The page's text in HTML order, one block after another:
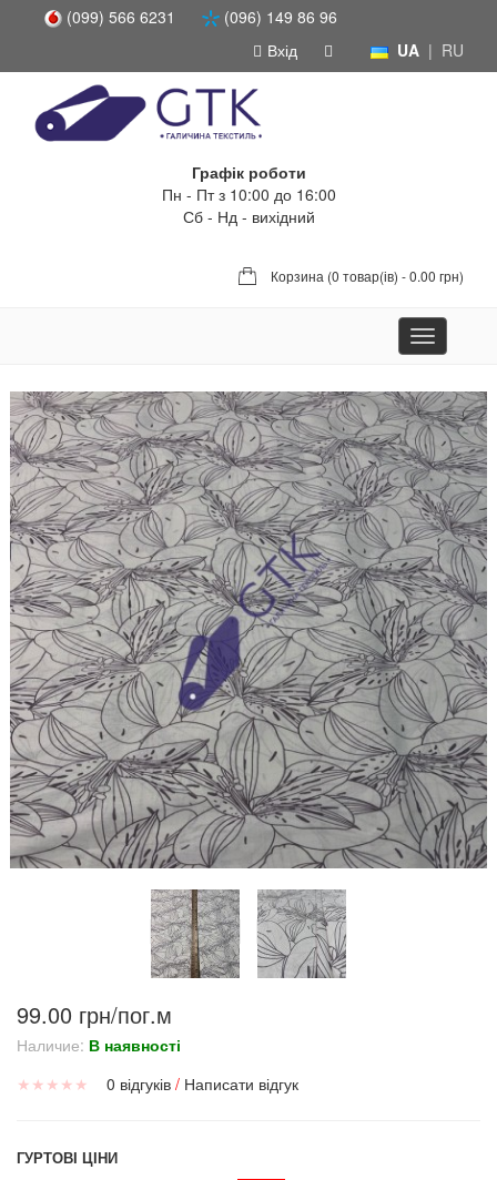
(099) 566 6231
(096) 149 86 96
UA | RU
Вхід
Графік роботи
Пн - Пт з 10:00 до 16:00
Сб - Нд - вихідний
Корзина (0 товар(ів) - 0.00 грн)
Toggle
navigation
99.00 грн/пог.м
Наличие: В наявності
★ ★ ★ ★ ★ 0 відгуків / Написати відгук
ГУРТОВІ ЦІНИ